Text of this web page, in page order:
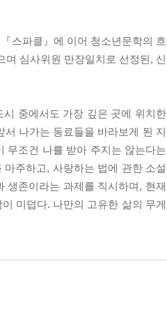
스파클』에 이어 청소년문학의 흐
며 심사위원 만장일치로 선정된, 신
시 중에서도 가장 깊은 곳에 위치한
나가는 동료들을 바라보게 된 지
무조건 나를 받아 주지는 않는다는
마주하고, 사랑하는 법에 관한 소설
생존이라는 과제를 직시하며, 현재
미덥다. 나만의 고유한 삶의 무게